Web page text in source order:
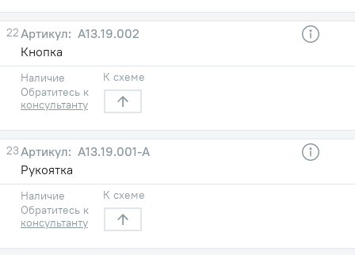
22
А13.19.002
Кнопка
Наличие
Обратитесь к
консультанту
К схеме
23
А13.19.001-А
Рукоятка
Наличие
Обратитесь к
консультанту
К схеме